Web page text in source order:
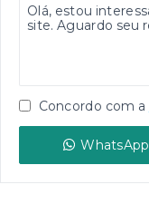
Concordo com a
WhatsApp